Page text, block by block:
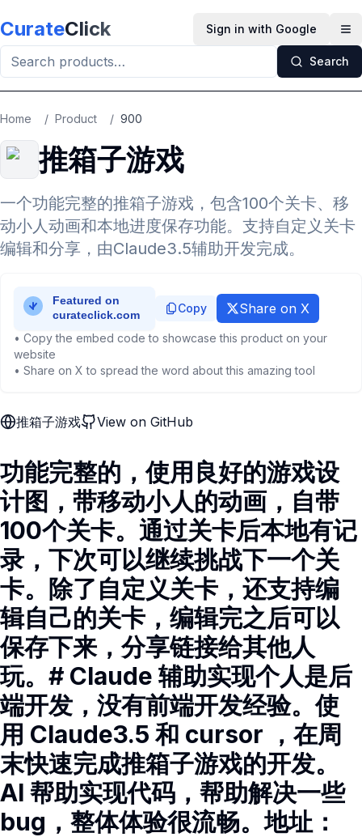
CurateClick Sign in with Google
Search
Home / Product / 900
推箱子游戏
一个功能完整的推箱子游戏，包含100个关卡、移
动小人动画和本地进度保存功能。支持自定义关卡
编辑和分享，由Claude3.5辅助开发完成。
Copy Share on X
• Copy the embed code to showcase this product on your
website
• Share on X to spread the word about this amazing tool
推箱子游戏 View on GitHub
功能完整的，使用良好的游戏设
计图，带移动小人的动画，自带
100个关卡。通过关卡后本地有记
录，下次可以继续挑战下一个关
卡。除了自定义关卡，还支持编
辑自己的关卡，编辑完之后可以
保存下来，分享链接给其他人
玩。# Claude 辅助实现个人是后
端开发，没有前端开发经验。使
用 Claude3.5 和 cursor ，在周
末快速完成推箱子游戏的开发。
AI 帮助实现代码，帮助解决一些
bug，整体体验很流畅。地址：